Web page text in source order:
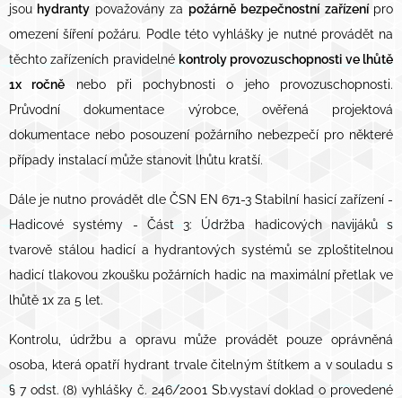
jsou hydranty považovány za požárně bezpečnostní zařízenípro
omezení šíření požáru. Podle této vyhlášky je nutné provádět na
těchto zařízeních pravidelné kontroly provozuschopnosti ve lhůtě
1x ročně nebo při pochybnosti o jeho provozuschopnosti.
Průvodní dokumentace výrobce, ověřená projektová
dokumentace nebo posouzení požárního nebezpečí pro některé
případy instalací může stanovit lhůtu kratší.
Dále je nutno provádět dle ČSN EN 671-3 Stabilní hasicí zařízení -
Hadicové systémy - Část 3: Údržba hadicových navijáků s
tvarově stálou hadicí a hydrantových systémů se zploštitelnou
hadicí tlakovou zkoušku požárních hadic na maximální přetlak ve
lhůtě 1x za 5 let.
Kontrolu, údržbu a opravu může provádět pouze oprávněná
osoba, která opatří hydrant trvale čitelným štítkem a v souladu s
§ 7 odst. (8) vyhlášky č. 246/2001 Sb.vystaví doklad o provedené